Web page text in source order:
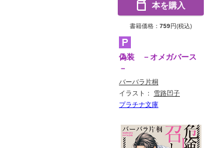
本を購入
書籍価格： 759円(税込)
偽装 －オメガバース
－
バーバラ片桐
イラスト： 雪路凹子
プラチナ文庫